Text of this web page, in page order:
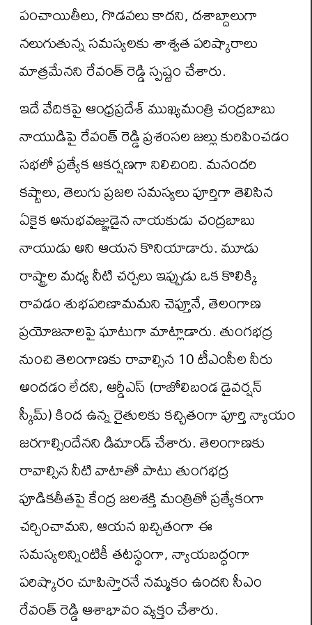
పంచాయితీలు, గొడవలు కాదని, దశాబ్దాలుగా
నలుగుతున్న సమస్యలకు శాశ్వత పరిష్కారాలు
మాత్రమేనని రేవంత్ రెడ్డి స్పష్టం చేశారు.
ఇదే వేదికపై ఆంధ్రప్రదేశ్ ముఖ్యమంత్రి చంద్రబాబు
నాయుడిపై రేవంత్ రెడ్డి ప్రశంసల జల్లు కురిపించడం
సభలో ప్రత్యేక ఆకర్షణగా నిలిచింది. మనందరి
కష్టాలు, తెలుగు ప్రజల సమస్యలు పూర్తిగా తెలిసిన
ఏకైక అనుభవజ్ఞుడైన నాయకుడు చంద్రబాబు
నాయుడు అని ఆయన కొనియాడారు. మూడు
రాష్ట్రాల మధ్య నీటి చర్చలు ఇప్పుడు ఒక కొలిక్కి
రావడం శుభపరిణామమని చెప్తూనే, తెలంగాణ
ప్రయోజనాలపై ఘాటుగా మాట్లాడారు. తుంగభద్ర
నుంచి తెలంగాణకు రావాల్సిన 10 టీఎంసీల నీరు
అందడం లేదని, ఆర్డీఎస్ (రాజోలిబండ డైవర్షన్
స్కీమ్) కింద ఉన్న రైతులకు కచ్చితంగా పూర్తి న్యాయం
జరగాల్సిందేనని డిమాండ్ చేశారు. తెలంగాణకు
రావాల్సిన నీటి వాటాతో పాటు తుంగభద్ర
పూడికతీతపై కేంద్ర జలశక్తి మంత్రితో ప్రత్యేకంగా
చర్చించామని, ఆయన ఖచ్చితంగా ఈ
సమస్యలన్నింటికీ తటస్థంగా, న్యాయబద్ధంగా
పరిష్కారం చూపిస్తారనే నమ్మకం ఉందని సీఎం
రేవంత్ రెడ్డి ఆశాభావం వ్యక్తం చేశారు.